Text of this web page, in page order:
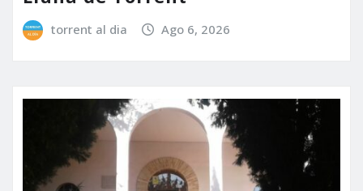
torrent al dia Ago 6, 2026